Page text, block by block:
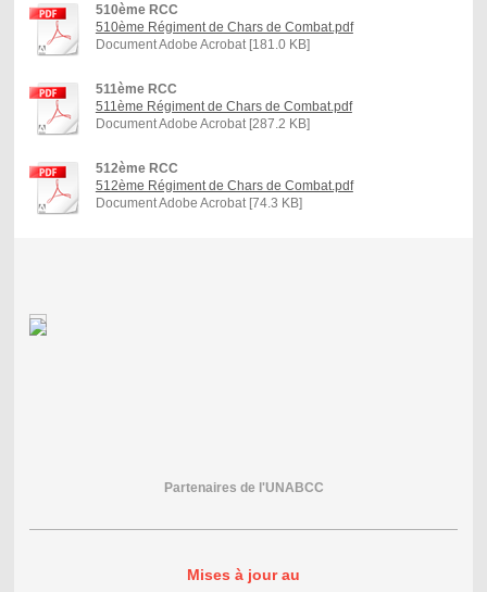
510ème RCC
510ème Régiment de Chars de Combat.pdf
Document Adobe Acrobat [181.0 KB]
511ème RCC
511ème Régiment de Chars de Combat.pdf
Document Adobe Acrobat [287.2 KB]
512ème RCC
512ème Régiment de Chars de Combat.pdf
Document Adobe Acrobat [74.3 KB]
Partenaires de l'UNABCC
Mises à jour au